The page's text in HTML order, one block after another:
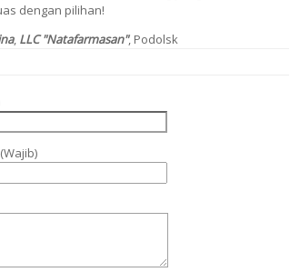
dengan pilihan!
, LLC "Natafarmasan", Podolsk